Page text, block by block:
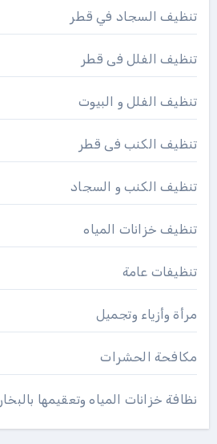
تنظيف السجاد في قطر
تنظيف الفلل فى قطر
تنظيف الفلل و البيوت
تنظيف الكنب فى قطر
تنظيف الكنب و السجاد
تنظيف خزانات المياه
تنظيفات عامة
مرأة وأزياء وتجميل
مكافحة الحشرات
نظافة خزانات المياه وتعقيمها بالبخار